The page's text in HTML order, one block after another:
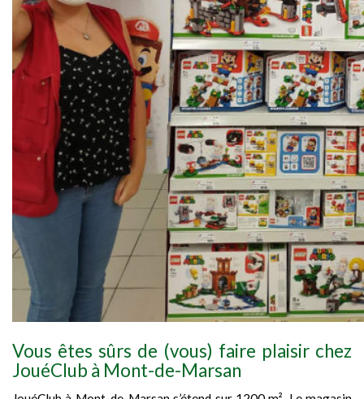
Vous êtes sûrs de (vous) faire plaisir chez
JouéClub à Mont-de-Marsan